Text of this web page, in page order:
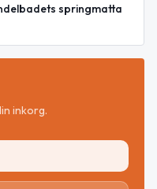
springmatta
inkorg.